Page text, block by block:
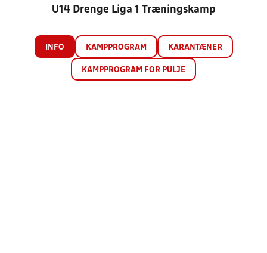
U14 Drenge Liga 1 Træningskamp
INFO KAMPPROGRAM KARANTÆNER
KAMPPROGRAM FOR PULJE